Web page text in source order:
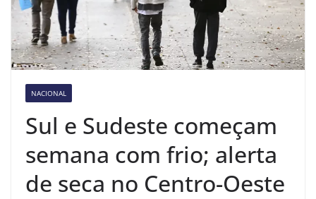
NACIONAL
Sul e Sudeste começam
semana com frio; alerta
de seca no Centro-Oeste